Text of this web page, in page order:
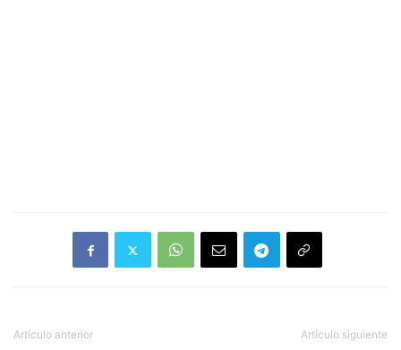
Artículo anterior Artículo siguiente